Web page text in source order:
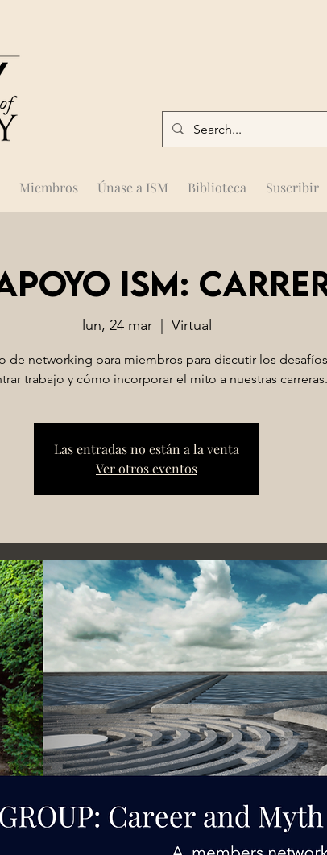
Miembros Únase a ISM Biblioteca Suscribir
ISM:
lun, 24 mar
  |
Virtual
de networking para miembros para discutir los
trabajo y cómo incorporar el mito a nuestras carreras.
Las entradas no están a la venta
Ver otros eventos